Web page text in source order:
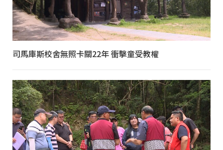
司馬庫斯校舍無照卡關22年 衝擊童受教權